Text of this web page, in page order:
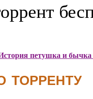
петушка и бычка